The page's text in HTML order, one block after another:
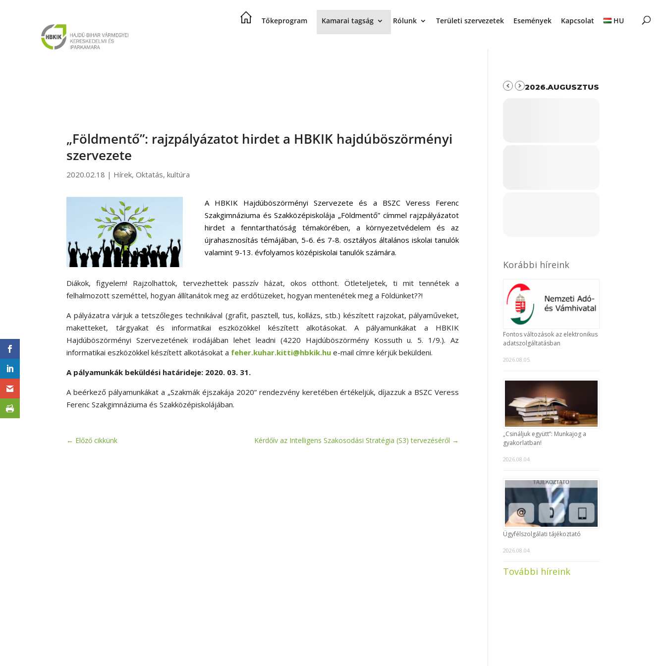
Tőkeprogram Kamarai tagság Rólunk Területi szervezetek Események Kapcsolat HU
„Földmentő”: rajzpályázatot hirdet a HBKIK hajdúböszörményi
szervezete
2020.02.18 | Hírek,Oktatás, kultúra
A HBKIK Hajdúböszörményi Szervezete és a BSZC Veress Ferenc
Szakgimnáziuma és Szakközépiskolája „Földmentő” címmel rajzpályázatot
hirdet a fenntarthatóság témakörében, a környezetvédelem és az
újrahasznosítás témájában, 5-6. és 7-8. osztályos általános iskolai tanulók
valamint 9-13. évfolyamos középiskolai tanulók számára.
Diákok, figyelem! Rajzolhattok, tervezhettek passzív házat, okos otthont. Ötleteljetek, ti mit tennétek a
felhalmozott szeméttel, hogyan állítanátok meg az erdőtüzeket, hogyan mentenétek meg a Földünket??!
A pályázatra várjuk a tetszőleges technikával (grafit, pasztell, tus, kollázs, stb.) készített rajzokat, pályaműveket,
maketteket, tárgyakat és informatikai eszközökkel készített alkotásokat. A pályamunkákat a HBKIK
Hajdúböszörményi Szervezetének irodájában lehet leadni (4220 Hajdúböszörmény Kossuth u. 5. 1/9.). Az
informatikai eszközökkel készített alkotásokat a feher.kuhar.kitti@hbkik.hu e-mail címre kérjük beküldeni.
A pályamunkák beküldési határideje: 2020. 03. 31.
A beérkező pályamunkákat a „Szakmák éjszakája 2020” rendezvény keretében értékeljük, díjazzuk a BSZC Veress
Ferenc Szakgimnáziuma és Szakközépiskolájában.
← Előző cikkünk Kérdőív az Intelligens Szakosodási Stratégia (S3) tervezéséről →
2026.AUGUSZTUS
Korábbi híreink
Fontos változások az elektronikus
adatszolgáltatásban
2026.08.05.
„Csináljuk együtt”: Munkajog a
gyakorlatban!
2026.08.04.
Ügyfélszolgálati tájékoztató
2026.08.04.
További híreink